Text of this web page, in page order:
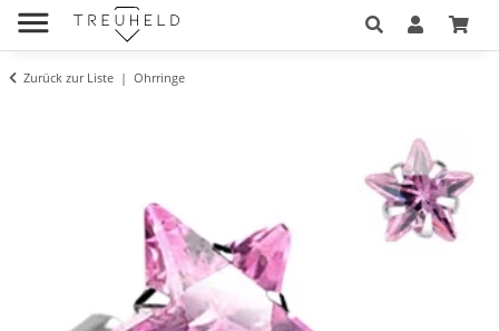
Zurück zur Liste Ohrringe